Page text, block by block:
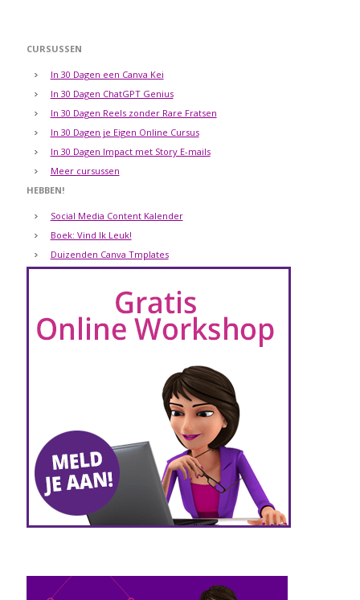
CURSUSSEN
In 30 Dagen een Canva Kei
In 30 Dagen ChatGPT Genius
In 30 Dagen Reels zonder Rare Fratsen
In 30 Dagen je Eigen Online Cursus
In 30 Dagen Impact met Story E-mails
Meer cursussen
HEBBEN!
Social Media Content Kalender
Boek: Vind Ik Leuk!
Duizenden Canva Tmplates